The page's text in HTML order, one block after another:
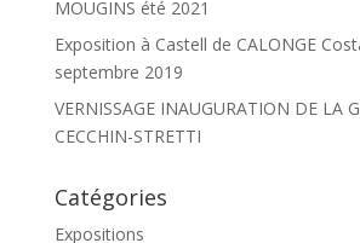
MOUGINS été 2021
Exposition à Castell de CALONGE
septembre 2019
VERNISSAGE INAUGURATION DE LA
CECCHIN-STRETTI
Catégories
Expositions